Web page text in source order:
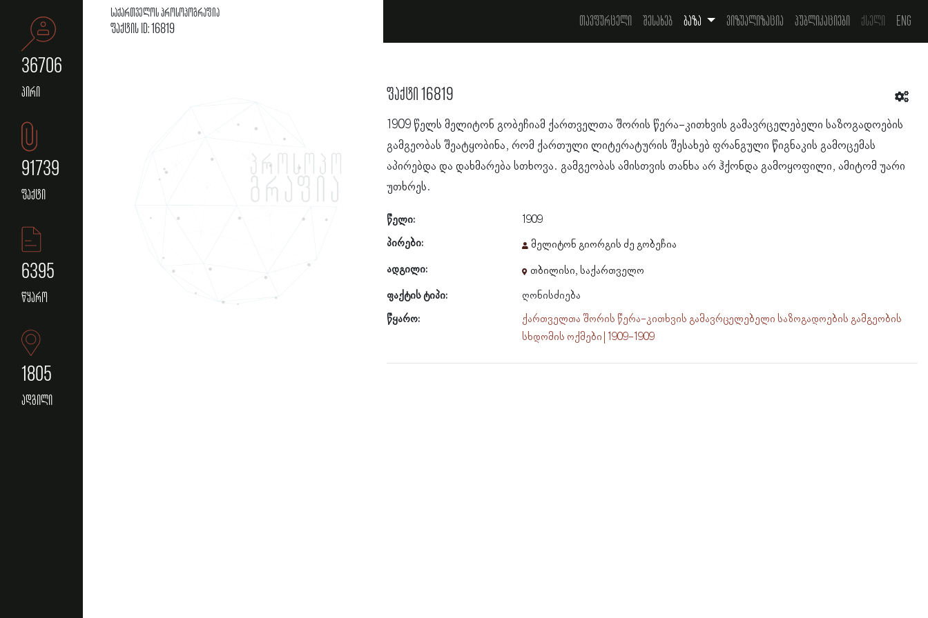
36706
პირი
91739
ფაქტი
6395
წყარო
1805
ადგილი
საქართველოს პროსოპოგრაფია
ფაქტის ID: 16819 თავფურცელი შესახებ ბაზა ვიზუალიზაცია პუბლიკაციები ქსელი Eng
ფაქტი 16819
1909 წელს მელიტონ გობეჩიამ ქართველთა შორის წერა-კითხვის გამავრცელებელი საზოგადოების
გამგეობას შეატყობინა, რომ ქართული ლიტერატურის შესახებ ფრანგული წიგნაკის გამოცემას
აპირებდა და დახმარება სთხოვა. გამგეობას ამისთვის თანხა არ ჰქონდა გამოყოფილი, ამიტომ უარი
უთხრეს.
წელი:
1909
პირები:
მელიტონ გიორგის ძე გობეჩია
ადგილი:
თბილისი, საქართველო
ფაქტის ტიპი:
ღონისძიება
წყარო:
ქართველთა შორის წერა-კითხვის გამავრცელებელი საზოგადოების გამგეობის
სხდომის ოქმები | 1909-1909